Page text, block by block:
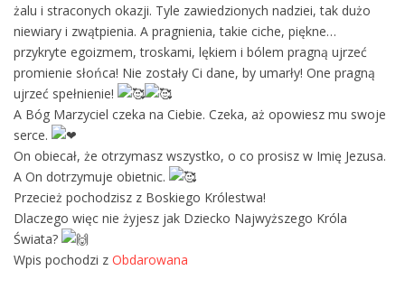
żalu i straconych okazji. Tyle zawiedzionych nadziei, tak dużo
niewiary i zwątpienia. A pragnienia, takie ciche, piękne…
przykryte egoizmem, troskami, lękiem i bólem pragną ujrzeć
promienie słońca! Nie zostały Ci dane, by umarły! One pragną
ujrzeć spełnienie!
A Bóg Marzyciel czeka na Ciebie. Czeka, aż opowiesz mu swoje
serce.
On obiecał, że otrzymasz wszystko, o co prosisz w Imię Jezusa.
A On dotrzymuje obietnic.
Przecież pochodzisz z Boskiego Królestwa!
Dlaczego więc nie żyjesz jak Dziecko Najwyższego Króla
Świata?
Wpis pochodzi z Obdarowana